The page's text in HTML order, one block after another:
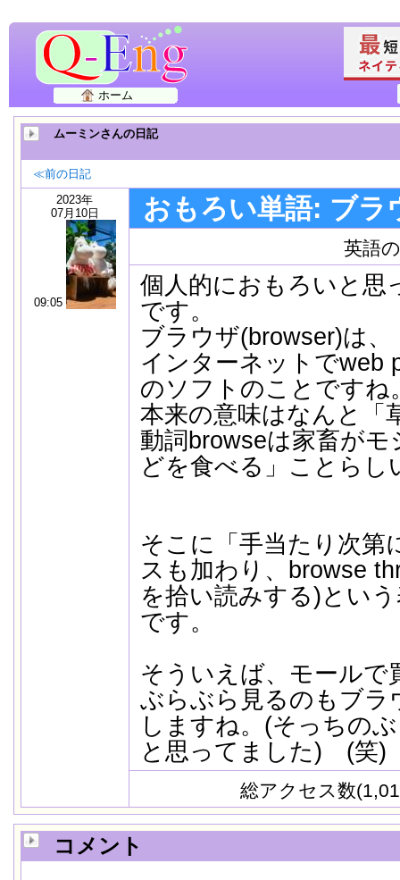
ホーム
ムーミンさんの日記
≪前の日記
2023年
07月10日
09:05
おもろい単語: ブラ
英語
個人的におもろいと思
です。
ブラウザ(browser)は、
インターネットでweb
のソフトのことですね
本来の意味はなんと「
動詞browseは家畜が
どを食べる」ことらし
そこに「手当たり次第
スも加わり、browse
を拾い読みする)とい
です。
そういえば、モールで
ぶらぶら見るのもブラ
しますね。(そっちの
と思ってました) (笑)
総アクセス数
コメント